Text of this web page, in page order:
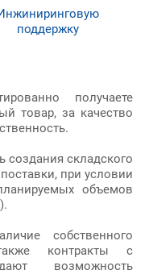
поддержку
получаете
товар, за качество
создания складского
при условии
объемов
собственного
контракты с
возможность